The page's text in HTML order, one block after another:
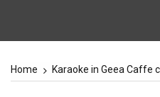
Home Karaoke in Geea Caffe